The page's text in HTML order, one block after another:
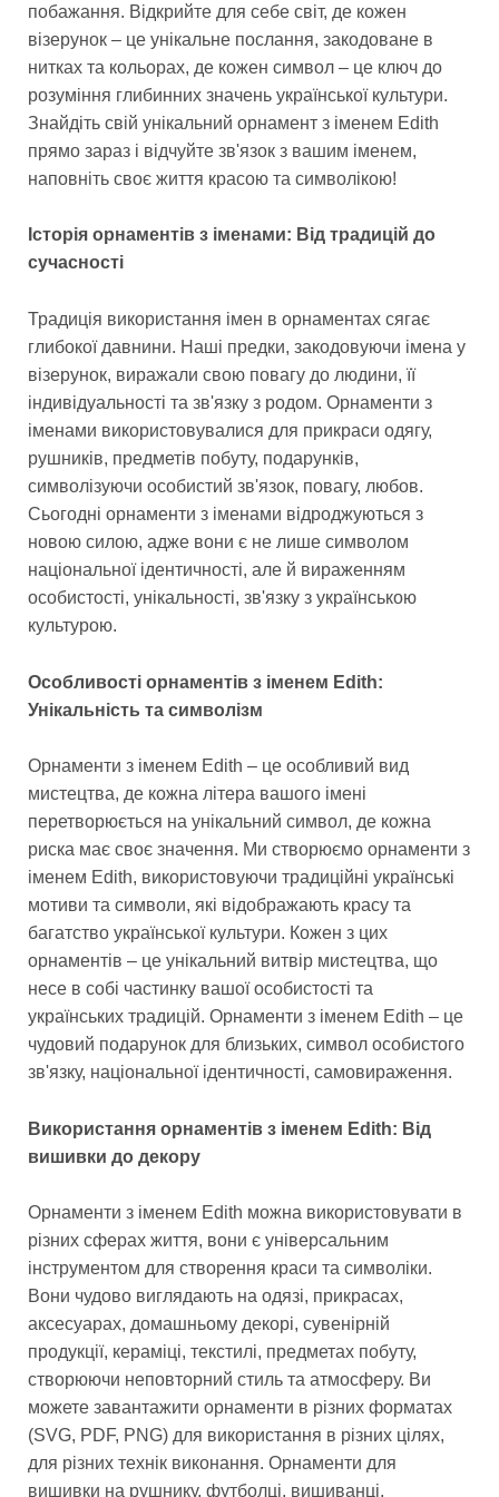
побажання. Відкрийте для себе світ, де кожен
візерунок – це унікальне послання, закодоване в
нитках та кольорах, де кожен символ – це ключ до
розуміння глибинних значень української культури.
Знайдіть свій унікальний орнамент з іменем Edith
прямо зараз і відчуйте зв'язок з вашим іменем,
наповніть своє життя красою та символікою!
Історія орнаментів з іменами: Від традицій до
сучасності
Традиція використання імен в орнаментах сягає
глибокої давнини. Наші предки, закодовуючи імена у
візерунок, виражали свою повагу до людини, її
індивідуальності та зв'язку з родом. Орнаменти з
іменами використовувалися для прикраси одягу,
рушників, предметів побуту, подарунків,
символізуючи особистий зв'язок, повагу, любов.
Сьогодні орнаменти з іменами відроджуються з
новою силою, адже вони є не лише символом
національної ідентичності, але й вираженням
особистості, унікальності, зв'язку з українською
культурою.
Особливості орнаментів з іменем Edith:
Унікальність та символізм
Орнаменти з іменем Edith – це особливий вид
мистецтва, де кожна літера вашого імені
перетворюється на унікальний символ, де кожна
риска має своє значення. Ми створюємо орнаменти з
іменем Edith, використовуючи традиційні українські
мотиви та символи, які відображають красу та
багатство української культури. Кожен з цих
орнаментів – це унікальний витвір мистецтва, що
несе в собі частинку вашої особистості та
українських традицій. Орнаменти з іменем Edith – це
чудовий подарунок для близьких, символ особистого
зв'язку, національної ідентичності, самовираження.
Використання орнаментів з іменем Edith: Від
вишивки до декору
Орнаменти з іменем Edith можна використовувати в
різних сферах життя, вони є універсальним
інструментом для створення краси та символіки.
Вони чудово виглядають на одязі, прикрасах,
аксесуарах, домашньому декорі, сувенірній
продукції, кераміці, текстилі, предметах побуту,
створюючи неповторний стиль та атмосферу. Ви
можете завантажити орнаменти в різних форматах
(SVG, PDF, PNG) для використання в різних цілях,
для різних технік виконання. Орнаменти для
вишивки на рушнику, футболці, вишиванці,